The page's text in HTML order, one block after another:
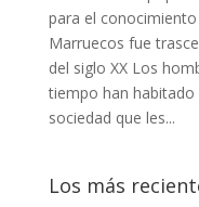
para el
Marruecos fue
del siglo XX Los
tiempo han
sociedad que les...
Los más